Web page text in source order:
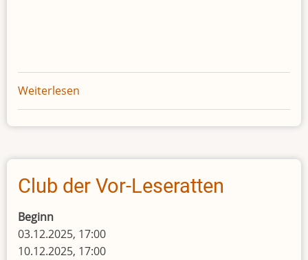
Weiterlesen
Club
der
2026
Club der Vor-Leseratten
Beginn
03.12.2025, 17:00
10.12.2025, 17:00